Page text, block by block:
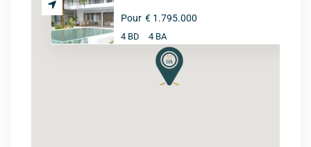
Pour € 1.795.000
4 BD 4 BA